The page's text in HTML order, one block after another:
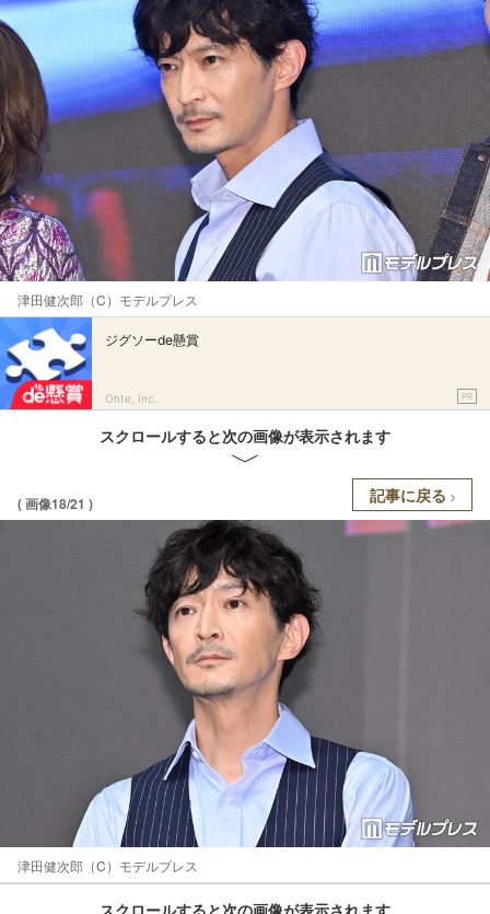
津田健次郎（C）モデルプレス
ジグソーde懸賞
Ohte, Inc. PR
スクロールすると次の画像が表示されます
( 画像18/21 ) 記事に戻る
津田健次郎（C）モデルプレス
スクロールすると次の画像が表示されます